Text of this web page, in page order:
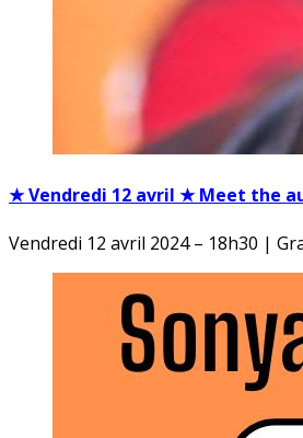
★ Vendredi 12 avril ★ Meet the
Vendredi 12 avril 2024 – 18h30 |